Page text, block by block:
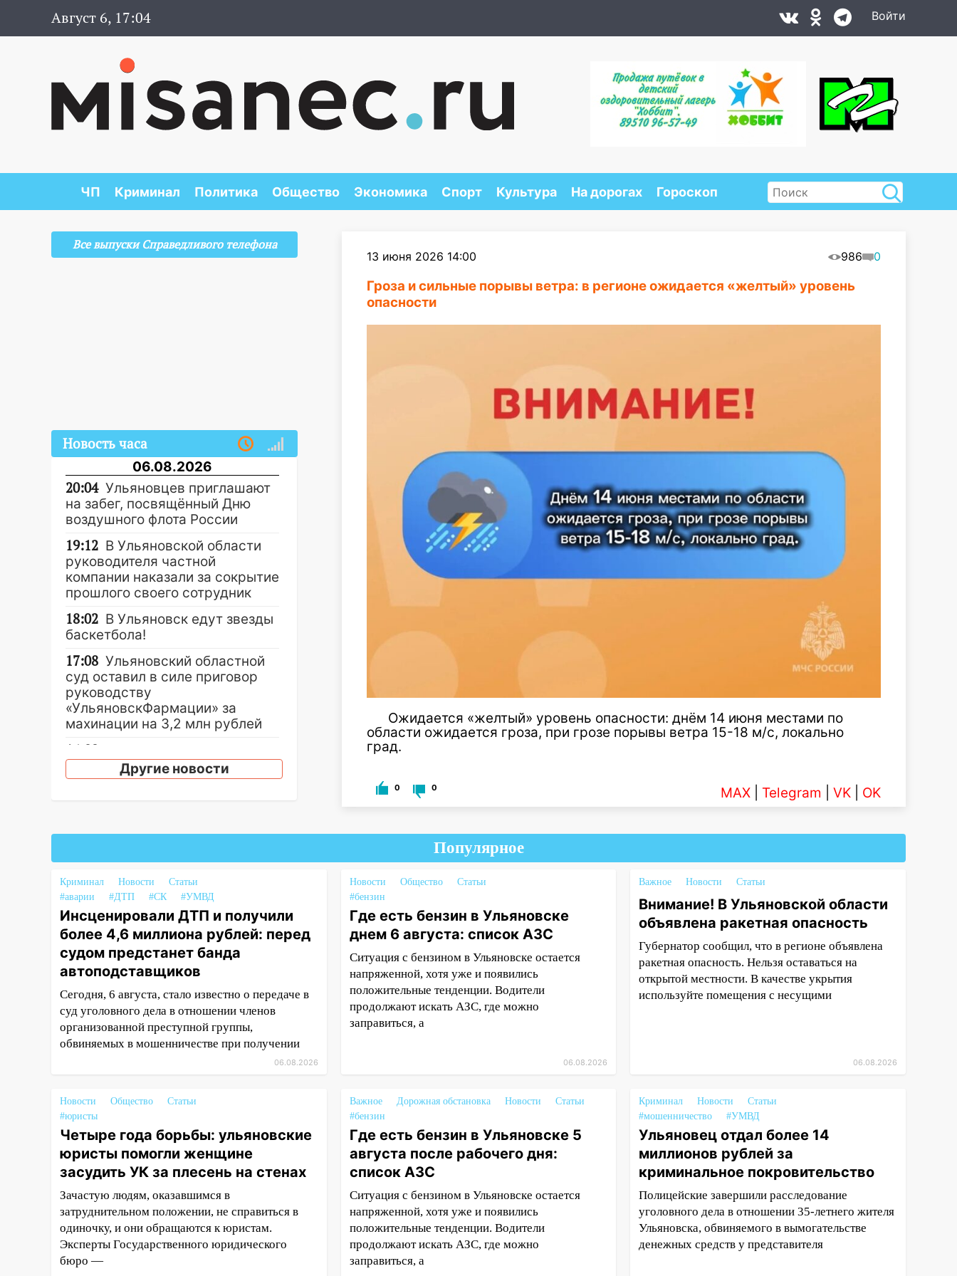
Август 6, 17:04 Войти
ЧП Криминал Политика Общество Экономика Спорт Культура На дорогах Гороскоп
13 июня 2026 14:00 986 0
Гроза и сильные порывы ветра: в регионе ожидается «желтый» уровень
опасности
Ожидается «желтый» уровень опасности: днём 14 июня местами по
области ожидается гроза, при грозе порывы ветра 15-18 м/с, локально
град.
0 0 MAX Telegram VK OK
Все выпуски Справедливого телефона
Новость часа
06.08.2026
20:04 Ульяновцев приглашают
на забег, посвящённый Дню
воздушного флота России
19:12 В Ульяновской области
руководителя частной
компании наказали за сокрытие
прошлого своего сотрудник
18:02 В Ульяновск едут звезды
баскетбола!
17:08 Ульяновский областной
суд оставил в силе приговор
руководству
«УльяновскФармации» за
махинации на 3,2 млн рублей
16:09
атлетики из Ульяновска
успешно выступили на
убрали более 28% площадей
15:51
Бросила кирпич в жену
брата: в Ульяновской области
завели дело на агрессивную
женщину
15:47 На улице Радищева
в Ульяновске
15:15 Проводил до квартиры и
ограбил: новый кавалер
14:26
В Ульяновске ограничат
движение по улице Ефремова
14:23 67% ульяновцев готовы
передумать увольняться, если
им повысят зарплату
14:01 Инсценировали ДТП и
получили более 4,6 миллиона
рублей: перед судом
предстанет банда
автоподставщиков
Другие новости
Популярное
Криминал Новости
Статьи
#аварии
#ДТП #СК #УМВД
Инсценировали ДТП и получили
более 4,6 миллиона рублей: перед
судом предстанет банда
автоподставщиков
Сегодня, 6 августа, стало известно о передаче в
суд уголовного дела в отношении членов
организованной преступной группы,
обвиняемых в мошенничестве при получении
06.08.2026
Новости Общество
Статьи
#бензин
Где есть бензин в Ульяновске
днем 6 августа: список АЗС
Ситуация с бензином в Ульяновске остается
напряженной, хотя уже и появились
положительные тенденции. Водители
продолжают искать АЗС, где можно
заправиться, а
06.08.2026
Важное Новости Статьи
Внимание! В Ульяновской области
объявлена ракетная опасность
Губернатор сообщил, что в регионе объявлена
ракетная опасность. Нельзя оставаться на
открытой местности. В качестве укрытия
используйте помещения с несущими
06.08.2026
Новости Общество
Статьи
#юристы
Четыре года борьбы: ульяновские
юристы помогли женщине
засудить УК за плесень на стенах
Зачастую людям, оказавшимся в
затруднительном положении, не справиться в
одиночку, и они обращаются к юристам.
Эксперты Государственного юридического
бюро —
Важное Дорожная обстановка Новости
Статьи
#бензин
Где есть бензин в Ульяновске 5
августа после рабочего дня:
список АЗС
Ситуация с бензином в Ульяновске остается
напряженной, хотя уже и появились
положительные тенденции. Водители
продолжают искать АЗС, где можно
заправиться, а
Криминал Новости
Статьи
#мошенничество
#УМВД
Ульяновец отдал более 14
миллионов рублей за
криминальное покровительство
Полицейские завершили расследование
уголовного дела в отношении 35-летнего жителя
Ульяновска, обвиняемого в вымогательстве
денежных средств у представителя